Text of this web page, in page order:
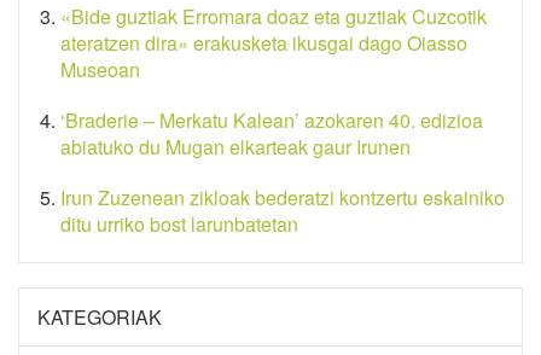
«Bide guztiak Erromara doaz eta guztiak Cuzcotik
ateratzen dira» erakusketa ikusgai dago Oiasso
Museoan
‘Braderie – Merkatu Kalean’ azokaren 40. edizioa
abiatuko du Mugan elkarteak gaur Irunen
Irun Zuzenean zikloak bederatzi kontzertu eskainiko
ditu urriko bost larunbatetan
KATEGORIAK